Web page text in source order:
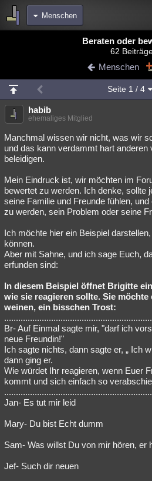
Menschen
Blogs
Chat Wiki Neuigkeiten
meine Rubriken
Menschen
Spiritualität Verschwörungen
Natur
weitere Rubriken
Philosophie Träume Orte
Astronomie Helpdesk Gruppen
Musik Verbesserungen
Übersichten
Lesenswert Schlüsselwörter
Beraten oder
62
Menschen
Seite 1 / 4
habib
ehemaliges Mitglied
Manchmal wissen wir nicht, was wir
und das kann verdammt hart anderen
beleidigen.
Mein Eindruck ist, wir möchten im
bewertet zu werden. Ich denke, sollte
seine Familie und Freunde fühlen,
zu werden, sein Problem oder seine
Ich möchte hier ein Beispiel
können.
Aber mit Sahne, und ich sage Euch,
erfunden sind:
In diesem Beispiel öffnet Brigitte
wie sie reagieren sollte. Sie
weinen, ein bisschen Trost:
Br- Auf Einmal sagte mir, "darf ich
neue Freundin!"
Ich sagte nichts, dann sagte er, „ Ich
dann ging er.
Wie würdet Ihr reagieren, wenn Euer
kommt und sich einfach so
Jan- Es tut mir leid
Mary- Du bist Echt dumm
Sam- Was willst Du von mir hören, er
Jef- Such dir neuen